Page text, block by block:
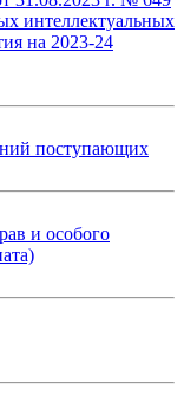
интеллектуальных
на 2023-24
поступающих
и особого